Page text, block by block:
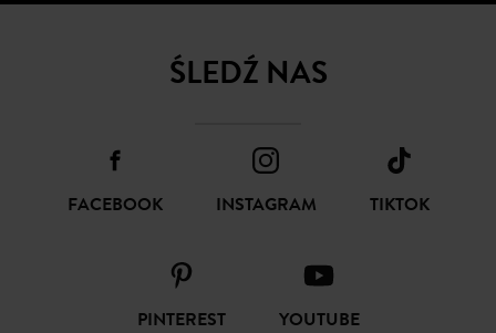
ŚLEDŹ NAS
FACEBOOK INSTAGRAM TIKTOK
PINTEREST YOUTUBE